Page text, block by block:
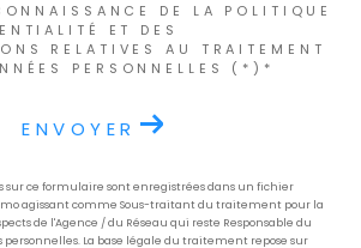
DE LA POLITIQUE
ET DES
RELATIVES AU TRAITEMENT
PERSONNELLES (*)*
ENVOYER
sur ce formulaire sont enregistrées dans un fichier
agissant comme Sous-traitant du traitement pour la
de l'Agence / du Réseau qui reste Responsable du
personnelles. La base légale du traitement repose sur